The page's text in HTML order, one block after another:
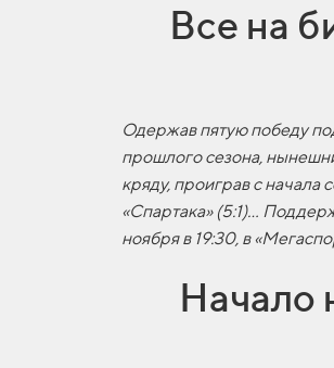
Все на
Одержав пятую победу
прошлого сезона,
кряду, проиграв с начала
«Спартака» (5:1)…
ноября в 19:30, в
Начало